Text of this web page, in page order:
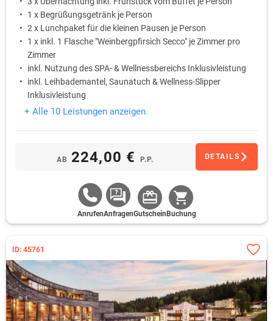
1 x Begrüßungsgetränk je Person
2 x Lunchpaket für die kleinen Pausen je Person
1 x inkl. 1 Flasche "Weinbergpfirsich Secco" je Zimmer pro
Zimmer
inkl. Nutzung des SPA- & Wellnessbereichs Inklusivleistung
inkl. Leihbademantel, Saunatuch & Wellness-Slipper
Inklusivleistung
+ Alle 10 Leistungen anzeigen
AB 224,00 € P.P. DETAILS
AnrufenAnfragenGutschein Buchung
ID: 45761